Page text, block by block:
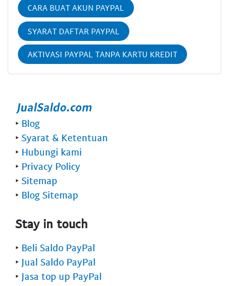
CARA BUAT AKUN PAYPAL
SYARAT DAFTAR PAYPAL
AKTIVASI PAYPAL TANPA KARTU KREDIT
‣ Blog
‣ Syarat & Ketentuan
‣ Hubungi kami
‣ Privacy Policy
‣ Sitemap
‣ Blog Sitemap
Stay in touch
‣ Beli Saldo PayPal
‣ Jual Saldo PayPal
‣ Jasa top up PayPal